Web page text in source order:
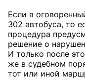
Если в
302 автобуса, то
процедура
решение о
И только после
же в судебном
тот или иной